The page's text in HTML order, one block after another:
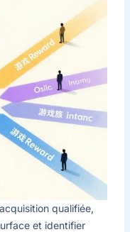
qualifiée,
et identifier